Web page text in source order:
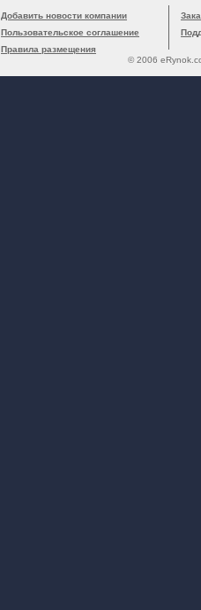
Добавить новости компании
Пользовательское соглашение
Правила размещения
© 2006